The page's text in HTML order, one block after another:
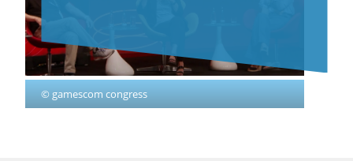
© gamescom congress